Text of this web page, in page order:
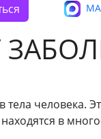
человека.
в